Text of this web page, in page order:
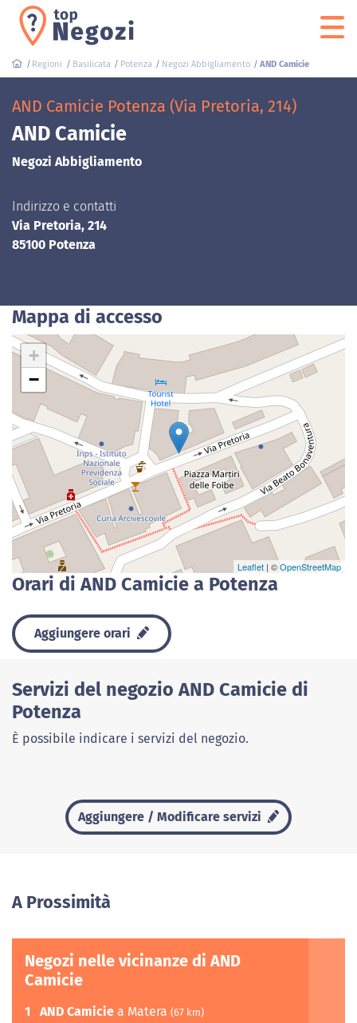
Regioni Basilicata Potenza Negozi Abbigliamento AND Camicie
AND Camicie Potenza (Via Pretoria, 214)
AND Camicie
Negozi Abbigliamento
Indirizzo e contatti
Via Pretoria, 214
85100 Potenza
Mappa di accesso
+
−
Leaflet | ©OpenStreetMap
Orari di AND Camicie a Potenza
Aggiungere orari
Servizi del negozio AND Camicie di
Potenza
È possibile indicare i servizi del negozio.
Aggiungere / Modificare servizi
A Prossimità
Negozi nelle vicinanze di AND
Camicie
1 AND Camicie a Matera (67 km)